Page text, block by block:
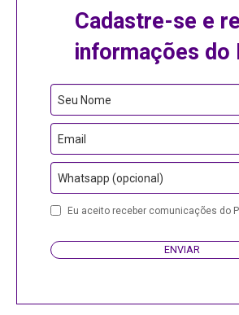
Cadastre-se e
informações do
Seu Nome
Email
Whatsapp (opcional)
YourEu aceito receber comunicações do
ENVIAR